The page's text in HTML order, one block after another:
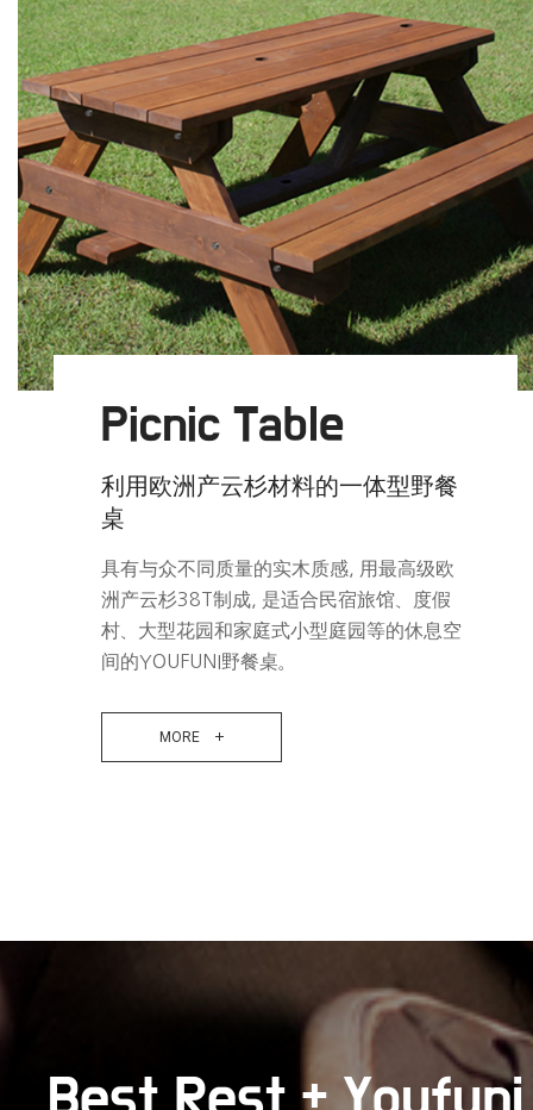
Picnic Table
利用欧洲产云杉材料的一体型野餐
桌
具有与众不同质量的实木质感, 用最高级欧
洲产云杉38T制成, 是适合民宿旅馆、度假
村、大型花园和家庭式小型庭园等的休息空
间的YOUFUNI野餐桌。
MORE